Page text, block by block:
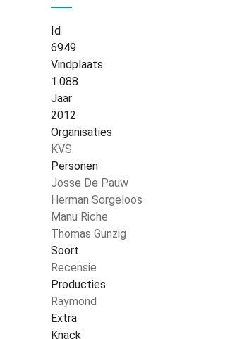
Id
6949
Vindplaats
1.088
Jaar
2012
Organisaties
KVS
Personen
Josse De Pauw
Herman Sorgeloos
Manu Riche
Thomas Gunzig
Soort
Recensie
Producties
Raymond
Extra
Knack